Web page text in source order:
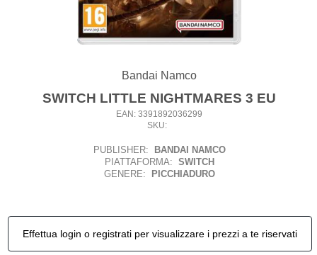
Bandai Namco
SWITCH LITTLE NIGHTMARES 3 EU
EAN: 3391892036299
SKU:
PUBLISHER:
BANDAI NAMCO
PIATTAFORMA: SWITCH
GENERE:
PICCHIADURO
Effettua login o registrati per visualizzare i prezzi a te riservati